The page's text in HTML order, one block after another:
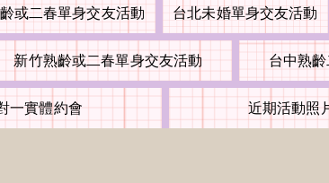
或二春單身交友活動 台北未婚單身交友活動
新竹熟齡或二春單身交友活動 台中熟
一實體約會 近期活動照